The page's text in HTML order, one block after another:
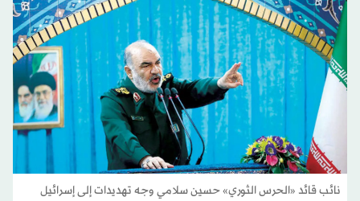
نائب قائد «الحرس الثوري» حسين سلامي وجه تهديدات إلى إسرائيل